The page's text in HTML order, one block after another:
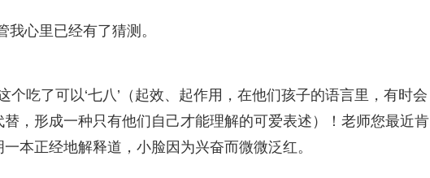
我心里已经有了猜测。
个吃了可以‘七八’（起效、起作用，在他们孩子的语言里，有时会
代替，形成一种只有他们自己才能理解的可爱表述）！老师您最近肯
本正经地解释道，小脸因为兴奋而微微泛红。